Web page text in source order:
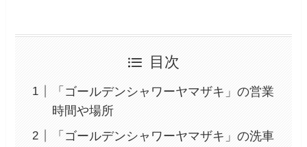
目次
「ゴールデンシャワーヤマザキ」の営業
時間や場所
「ゴールデンシャワーヤマザキ」の洗車